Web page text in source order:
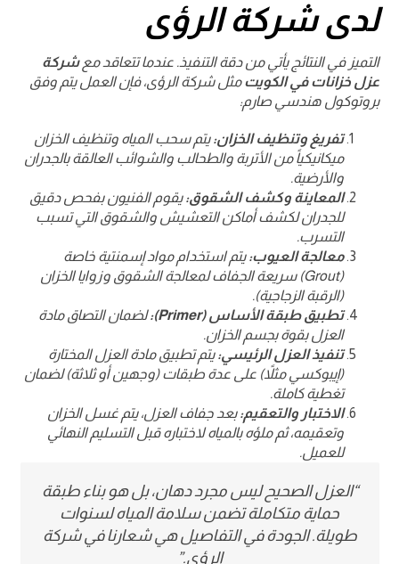
لدى شركة الرؤى
التميز في النتائج يأتي من دقة التنفيذ. عندما تتعاقد معشركة
عزل خزانات في الكويتمثل شركة الرؤى، فإن العمل يتم وفق
بروتوكول هندسي صارم:
تفريغ وتنظيف الخزان:يتم سحب المياه وتنظيف الخزان
ميكانيكياً من الأتربة والطحالب والشوائب العالقة بالجدران
والأرضية.
المعاينة وكشف الشقوق:يقوم الفنيون بفحص دقيق
للجدران لكشف أماكن التعشيش والشقوق التي تسبب
التسرب.
معالجة العيوب:يتم استخدام مواد إسمنتية خاصة
(Grout) سريعة الجفاف لمعالجة الشقوق وزوايا الخزان
(الرقبة الزجاجية).
تطبيق طبقة الأساس (Primer):
لضمان التصاق مادة
العزل بقوة بجسم الخزان.
تنفيذ العزل الرئيسي:يتم تطبيق مادة العزل المختارة
(إيبوكسي مثلاً) على عدة طبقات (وجهين أو ثلاثة) لضمان
تغطية كاملة.
الاختبار والتعقيم:بعد جفاف العزل، يتم غسل الخزان
وتعقيمه، ثم ملؤه بالمياه لاختباره قبل التسليم النهائي
للعميل.
“العزل الصحيح ليس مجرد دهان، بل هو بناء طبقة
حماية متكاملة تضمن سلامة المياه لسنوات
طويلة. الجودة في التفاصيل هي شعارنا في شركة
الرؤى.”